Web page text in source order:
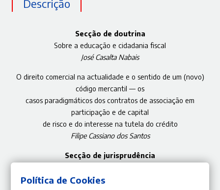
Descrição
Secção de doutrina
Sobre a educação e cidadania fiscal
José Casalta Nabais
O direito comercial na actualidade e o sentido de um (novo)
código mercantil — os
casos paradigmáticos dos contratos de associação em
participação e de capital
de risco e do interesse na tutela do crédito
Filipe Cassiano dos Santos
Secção de jurisprudência
José de Faria Costa | Miguel Pedrosa Machado
Política de Cookies